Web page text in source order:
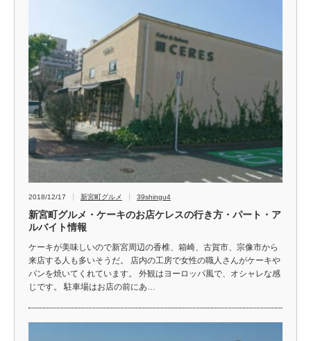
2018/12/17 新宮町グルメ 39shingu4
新宮町グルメ・ケーキのお店ケレスの行き方・パート・ア
ルバイト情報
ケーキが美味しいので新宮周辺の香椎、箱崎、古賀市、宗像市から
来店する人も多いそうだ。 店内の工房で女性の職人さんがケーキや
パンを焼いてくれています。 外観はヨーロッパ風で、オシャレな感
じです。 駐車場はお店の前にあ…